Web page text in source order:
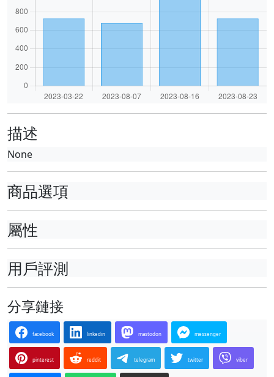
描述
None
商品選項
屬性
用戶評測
分享鏈接
facebook linkedin mastodon messenger
pinterest reddit telegram twitter viber